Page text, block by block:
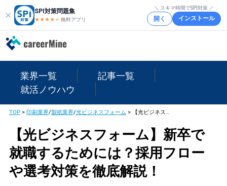
SPI対策問題集
★★★★ ★★
無料アプリ
＼ スキマ時間でSPI対策 ／
開く インストール
業界一覧
記事一覧
就活ノウハウ
TOP> 印刷業界/製紙業界/光ビジネスフォーム > 【光ビジネスフォーム】新卒で就職するためには？採用フローや選考対策を徹底解説！
【光ビジネスフォーム】新卒で
就職するためには？採用フロー
や選考対策を徹底解説！